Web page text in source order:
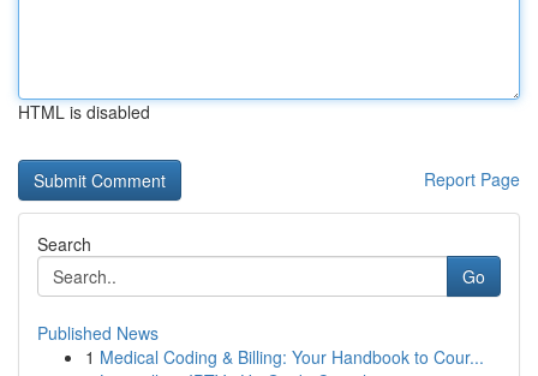
HTML is disabled
Report Page
Search
Go
Published News
1 Medical Coding & Billing: Your Handbook to Cour...